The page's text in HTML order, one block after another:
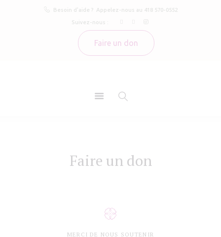
Besoin d'aide ? Appelez-nous au 418 570-0552
Suivez-nous :
Faire un don
Faire un don
LA ROSELIÈRE
Grossesse imprévue Pendant / Après
À propos
Nos services
Témoignages
MERCI DE NOUS SOUTENIR